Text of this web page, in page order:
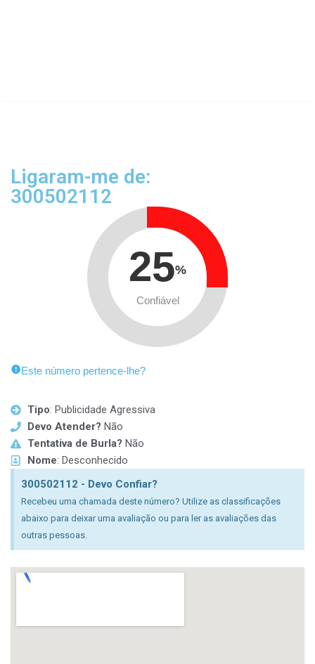
Ligaram-me de:
300502112
25%
Confiável
Este número pertence-lhe?
Tipo: Publicidade Agressiva
Devo Atender? Não
Tentativa de Burla? Não
Nome: Desconhecido
300502112 - Devo Confiar?
Recebeu uma chamada deste número? Utilize as classificações
abaixo para deixar uma avaliação ou para ler as avaliações das
outras pessoas.